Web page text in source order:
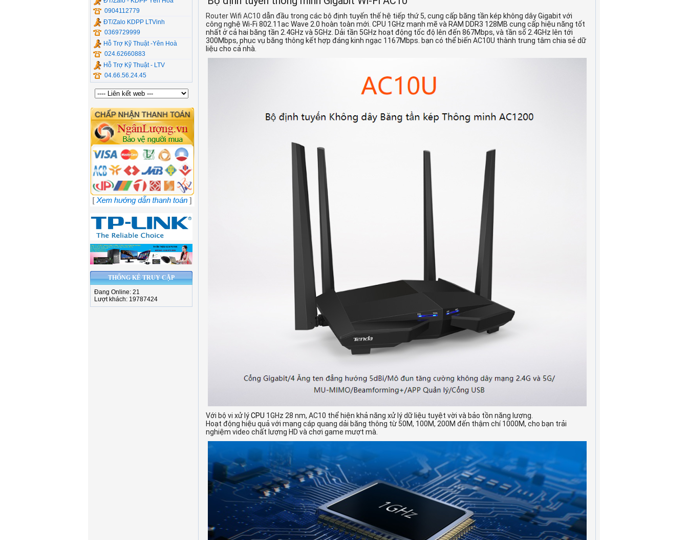
0904112779
ĐT/Zalo KDPP LTVinh
0369729999
Hỗ Trợ Kỹ Thuật -Yên Hoà
024.62660883
Hỗ Trợ Kỹ Thuật - LTV
04.66.56.24.45
THỐNG KÊ TRUY CẬP
Đang Online: 21
Lượt khách: 19787424
Router Wifi AC10 dẫn đầu trong các bộ định tuyến thế hệ tiếp thứ 5, cung cấp băng tần kép không dây Gigabit với
công nghệ Wi-Fi 802.11ac Wave 2.0 hoàn toàn mới. CPU 1GHz mạnh mẽ và RAM DDR3 128MB cung cấp hiệu năng tốt
nhất ở cả hai băng tần 2.4GHz và 5GHz. Dải tần 5GHz hoạt động tốc độ lên đến 867Mbps, và tần số 2.4GHz lên tới
300Mbps, phục vụ băng thông kết hợp đáng kinh ngạc 1167Mbps. bạn có thể biến AC10U thành trung tâm chia sẻ dữ
liệu cho cả nhà.
Với bộ vi xử lýCPU 1GHz 28 nm, AC10 thể hiện khả năng xử lý dữ liệu tuyệt vời và bảo tồn năng lượng.
Hoạt động hiệu quả với mạng cáp quang dải băng thông từ 50M, 100M, 200M đến thậm chí 1000M, cho bạn trải
nghiệm video chất lượng HD và chơi game mượt mà.